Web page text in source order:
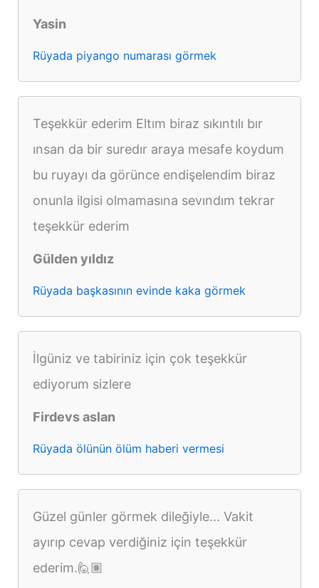
Yasin
Rüyada piyango numarası görmek
Teşekkür ederim Eltım biraz sıkıntılı bır
ınsan da bir suredır araya mesafe koydum
bu ruyayı da görünce endişelendim biraz
onunla ilgisi olmamasına sevındım tekrar
teşekkür ederim
Gülden yıldız
Rüyada başkasının evinde kaka görmek
İlgüniz ve tabiriniz için çok teşekkür
ediyorum sizlere
Firdevs aslan
Rüyada ölünün ölüm haberi vermesi
Güzel günler görmek dileğiyle... Vakit
ayırıp cevap verdiğiniz için teşekkür
ederim.🙋🏽